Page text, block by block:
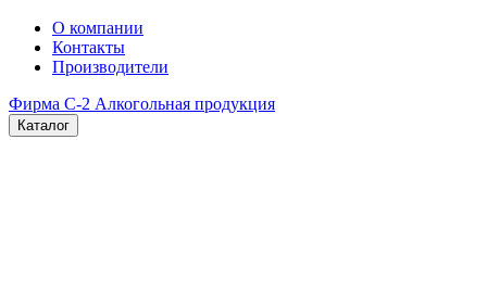
О компании
Контакты
Производители
Фирма C-2 Алкогольная продукция
Каталог